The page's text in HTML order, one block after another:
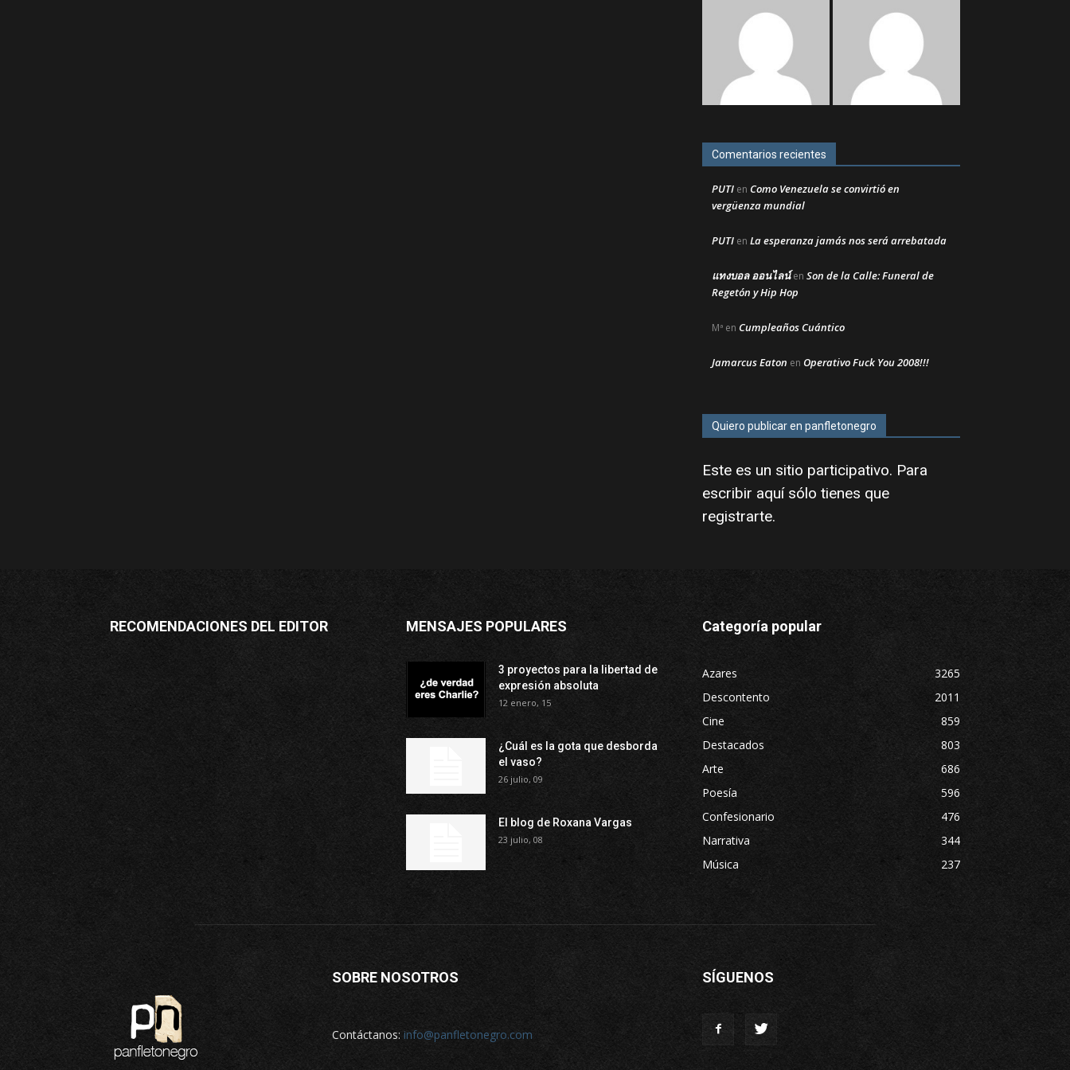
Comentarios recientes
PUTI en Como Venezuela se convirtió en
vergüenza mundial
PUTI en La esperanza jamás nos será arrebatada
แทงบอล ออนไลน์en Son de la Calle: Funeral de
Regetón y Hip Hop
Mª en Cumpleaños Cuántico
Jamarcus Eaton en Operativo Fuck You 2008!!!
Quiero publicar en panfletonegro
Este es un sitio participativo. Para
escribir aquí sólo tienes que
registrarte.
RECOMENDACIONES DEL EDITOR MENSAJES POPULARES
3 proyectos para la libertad de
expresión absoluta
12 enero, 15
¿Cuál es la gota que desborda
el vaso?
26 julio, 09
El blog de Roxana Vargas
23 julio, 08
Categoría popular
Azares
3265
Descontento
2011
Cine
859
Destacados
803
Arte
686
Poesía
596
Confesionario
476
Narrativa
344
Música
237
SOBRE NOSOTROS
Contáctanos: info@panfletonegro.com
SÍGUENOS